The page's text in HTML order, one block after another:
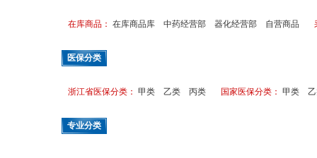
在库商品： 在库商品库 中药经营部 器化经营部 自营商品
医保分类
浙江省医保分类： 甲类 乙类 丙类 国家医保分类： 甲类
专业分类